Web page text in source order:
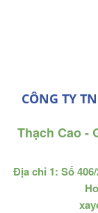
CÔNG TY
Thạch Cao -
Địa chỉ 1: Số